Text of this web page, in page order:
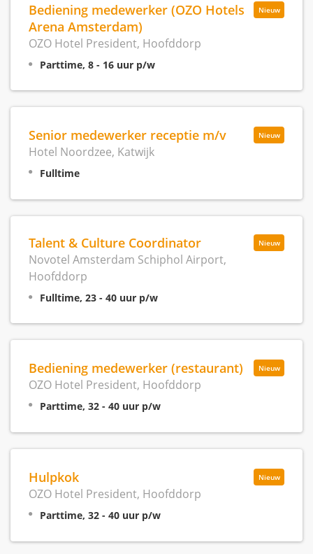
Nieuw
Bediening medewerker (OZO Hotels
Arena Amsterdam)
OZO Hotel President, Hoofddorp
Parttime, 8 - 16 uur p/w
Nieuw
Senior medewerker receptie m/v
Hotel Noordzee, Katwijk
Fulltime
Nieuw
Talent & Culture Coordinator
Novotel Amsterdam Schiphol Airport,
Hoofddorp
Fulltime, 23 - 40 uur p/w
Nieuw
Bediening medewerker (restaurant)
OZO Hotel President, Hoofddorp
Parttime, 32 - 40 uur p/w
Nieuw
Hulpkok
OZO Hotel President, Hoofddorp
Parttime, 32 - 40 uur p/w